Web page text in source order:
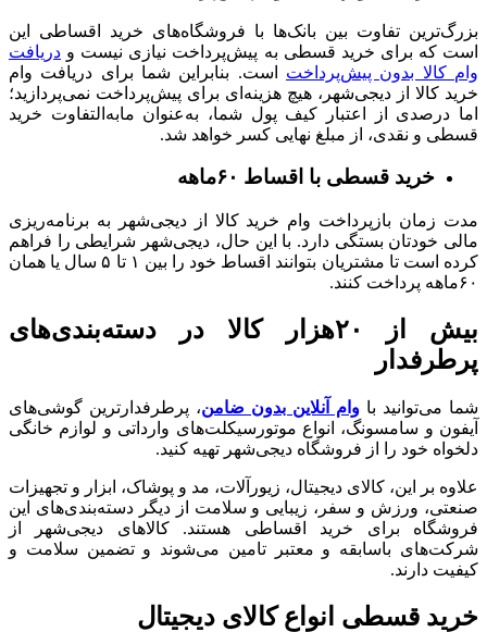
بزرگ‌ترین تفاوت بین بانک‌ها با فروشگاه‌های خرید اقساطی این
است که برای خرید قسطی به پیش‌پرداخت نیازی نیست و دریافت
وام کالا بدون پیش‌پرداخت
است. بنابراین شما برای دریافت وام
خرید کالا از دیجی‌شهر، هیچ هزینه‌ای برای پیش‌پرداخت نمی‌پردازید؛
اما درصدی از اعتبار کیف پول شما، به‌عنوان مابه‌التفاوت خرید
قسطی و نقدی، از مبلغ نهایی کسر خواهد شد.
خرید قسطی با اقساط ۶۰ماهه
مدت زمان بازپرداخت وام خرید کالا از دیجی‌شهر به برنامه‌ریزی
مالی خودتان بستگی دارد. با این حال، دیجی‌شهر شرایطی را فراهم
کرده است تا مشتریان بتوانند اقساط خود را بین ۱ تا ۵ سال یا همان
۶۰ماهه پرداخت کنند.
بیش از ۲۰هزار کالا در دسته‌بندی‌های
پرطرفدار
شما می‌توانید با وام آنلاین بدون ضامن، پرطرفدارترین گوشی‌های
آیفون و سامسونگ، انواع موتورسیکلت‌‌های وارداتی و لوازم خانگی
دلخواه خود را از فروشگاه دیجی‌شهر تهیه کنید.
علاوه بر این، کالای دیجیتال، زیورآلات، مد و پوشاک، ابزار و تجهیزات
صنعتی، ورزش و سفر، زیبایی و سلامت از دیگر دسته‌بندی‌های این
فروشگاه برای خرید اقساطی هستند. کالاهای دیجی‌شهر از
شرکت‌های باسابقه و معتبر تامین می‌شوند و تضمین‌ سلامت و
کیفیت دارند.
خرید قسطی انواع کالای دیجیتال